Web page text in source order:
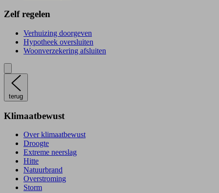
Zelf regelen
Verhuizing doorgeven
Hypotheek oversluiten
Woonverzekering afsluiten
terug
Klimaatbewust
Over klimaatbewust
Droogte
Extreme neerslag
Hitte
Natuurbrand
Overstroming
Storm